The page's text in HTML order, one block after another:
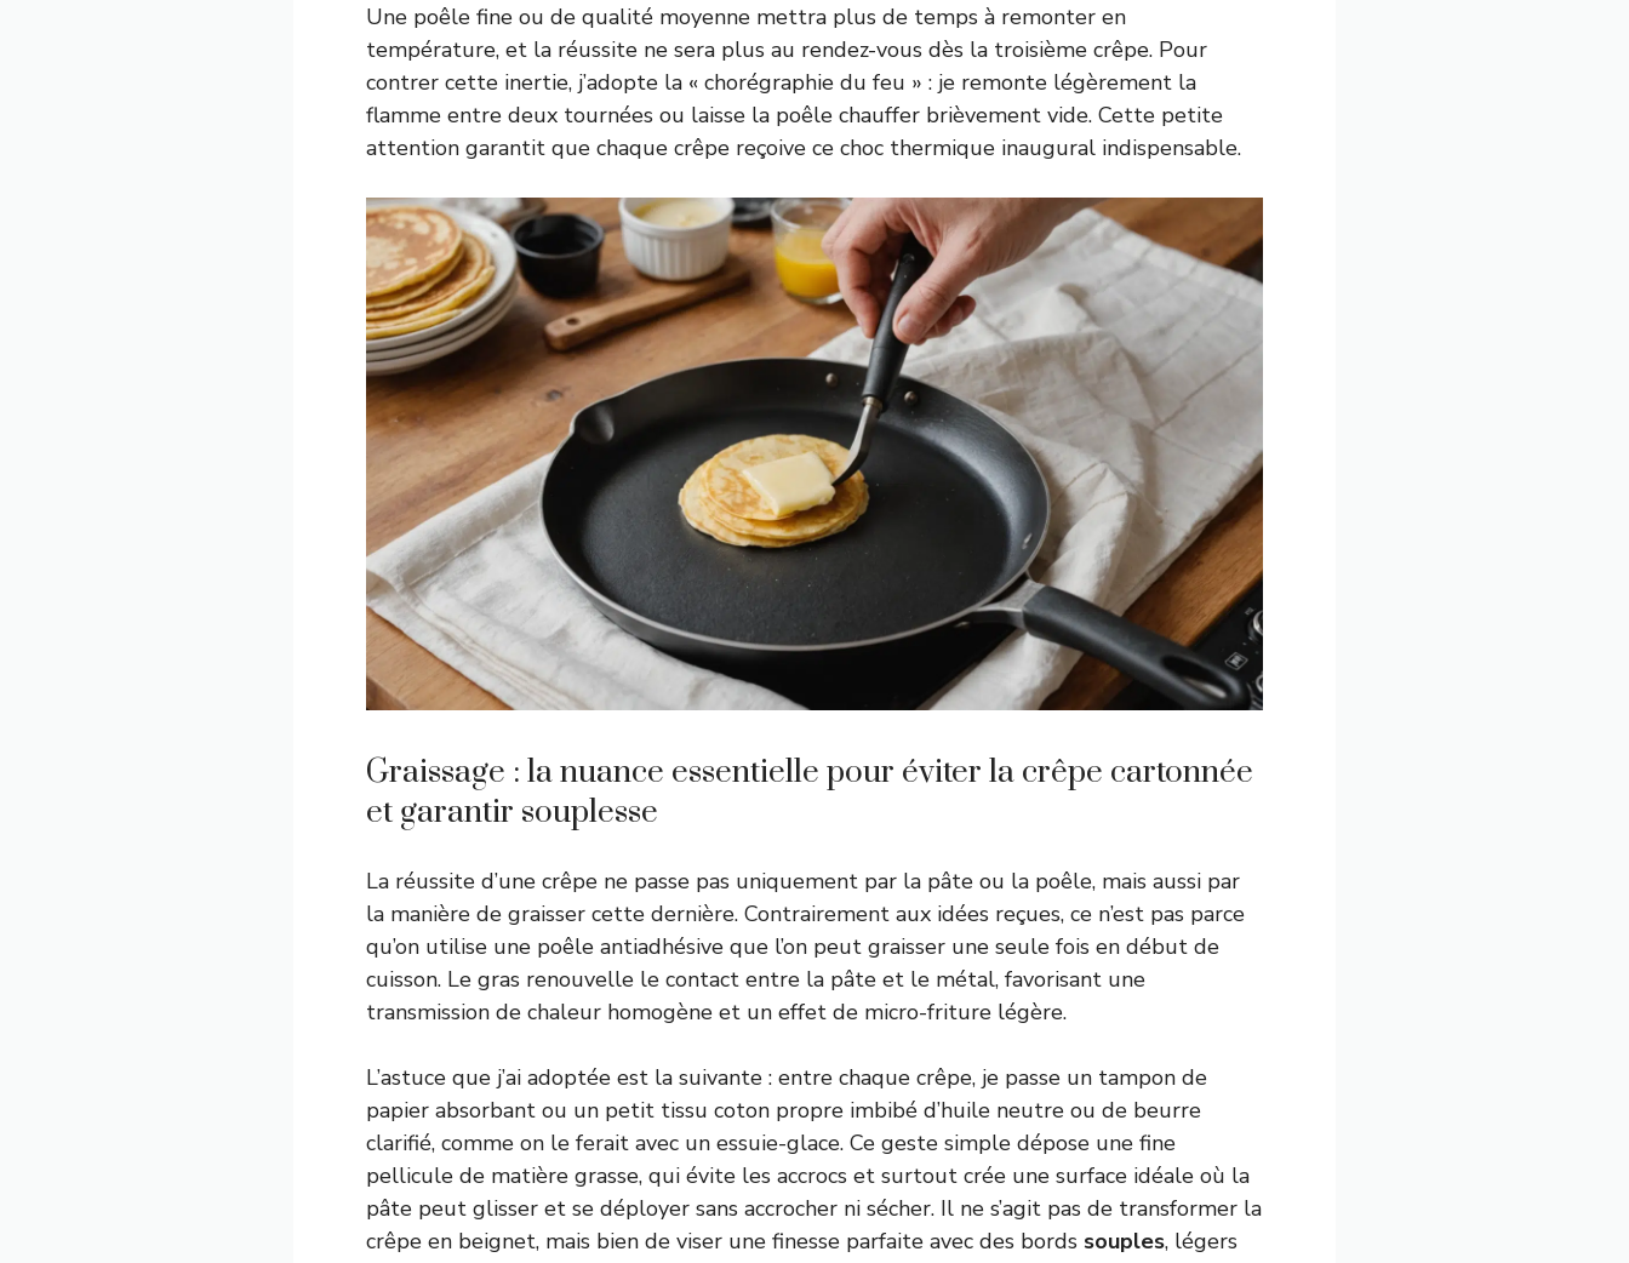
Une poêle fine ou de qualité moyenne mettra plus de temps à remonter en
température, et la réussite ne sera plus au rendez-vous dès la troisième crêpe. Pour
contrer cette inertie, j’adopte la « chorégraphie du feu » : je remonte légèrement la
flamme entre deux tournées ou laisse la poêle chauffer brièvement vide. Cette petite
attention garantit que chaque crêpe reçoive ce choc thermique inaugural indispensable.
Graissage : la nuance essentielle pour éviter la crêpe cartonnée
et garantir souplesse
La réussite d’une crêpe ne passe pas uniquement par la pâte ou la poêle, mais aussi par
la manière de graisser cette dernière. Contrairement aux idées reçues, ce n’est pas parce
qu’on utilise une poêle antiadhésive que l’on peut graisser une seule fois en début de
cuisson. Le gras renouvelle le contact entre la pâte et le métal, favorisant une
transmission de chaleur homogène et un effet de micro-friture légère.
L’astuce que j’ai adoptée est la suivante : entre chaque crêpe, je passe un tampon de
papier absorbant ou un petit tissu coton propre imbibé d’huile neutre ou de beurre
clarifié, comme on le ferait avec un essuie-glace. Ce geste simple dépose une fine
pellicule de matière grasse, qui évite les accrocs et surtout crée une surface idéale où la
pâte peut glisser et se déployer sans accrocher ni sécher. Il ne s’agit pas de transformer la
crêpe en beignet, mais bien de viser une finesse parfaite avec des bords souples, légers